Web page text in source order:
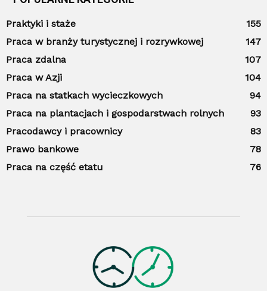
Praktyki i staże
155
Praca w branży turystycznej i rozrywkowej
147
Praca zdalna
107
Praca w Azji
104
Praca na statkach wycieczkowych
94
Praca na plantacjach i gospodarstwach rolnych
93
Pracodawcy i pracownicy
83
Prawo bankowe
78
Praca na część etatu
76